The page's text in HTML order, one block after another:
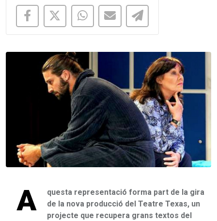
A
questa representació forma part de la gira
de la nova producció del Teatre Texas, un
projecte que recupera grans textos del